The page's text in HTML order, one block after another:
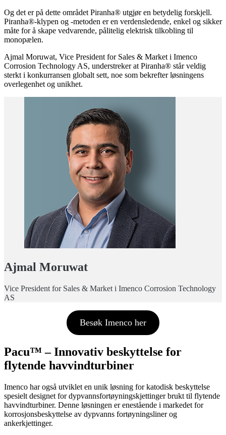
Og det er på dette området Piranha® utgjør en betydelig forskjell.
Piranha®-klypen og -metoden er en verdensledende, enkel og sikker
måte for å skape vedvarende, pålitelig elektrisk tilkobling til
monopælen.
Ajmal Moruwat, Vice President for Sales & Market i Imenco
Corrosion Technology AS, understreker at Piranha® står veldig
sterkt i konkurransen globalt sett, noe som bekrefter løsningens
overlegenhet og unikhet.
Ajmal Moruwat
Vice President for Sales & Market i Imenco Corrosion Technology
AS
Besøk Imenco her
Pacu™ – Innovativ beskyttelse for
flytende havvindturbiner
Imenco har også utviklet en unik løsning for katodisk beskyttelse
spesielt designet for dypvannsfortøyningskjettinger brukt til flytende
havvindturbiner. Denne løsningen er enestående i markedet for
korrosjonsbeskyttelse av dypvanns fortøyningsliner og
ankerkjettinger.